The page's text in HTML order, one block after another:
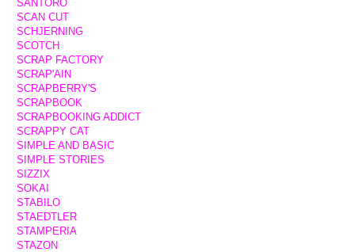
SANTORO
SCAN CUT
SCHJERNING
SCOTCH
SCRAP FACTORY
SCRAP'AIN
SCRAPBERRY'S
SCRAPBOOK
SCRAPBOOKING ADDICT
SCRAPPY CAT
SIMPLE AND BASIC
SIMPLE STORIES
SIZZIX
SOKAI
STABILO
STAEDTLER
STAMPERIA
STAZON